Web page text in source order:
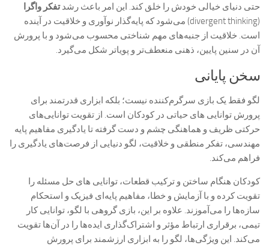
حتی دنیای خیالی خودش را خلق کند. این امر باعث رشدتفکر واگرا
(divergent thinking) می‌شود که پایه‌گذار نوآوری و خلاقیت در آینده
است. خلاقیت از جنبه‌های مهم شناختی محسوب می‌شود و با پرورش
آن در سنین پایین، ذهنی منعطف‌تر و پویاتر شکل می‌گیرد.
سخن پایانی
لگو فقط یک بازی سرگرم‌کننده نیست؛ بلکه ابزاری قدرتمند برای
پرورش توانایی های حیاتی در کودکان است. از تقویت توانایی‌های
حرکتی ظریف و هماهنگی چشم و دست گرفته تا یادگیری مفاهیم پایه
مهندسی، تفکر منطقی و خلاقیت، لگو دنیایی از فرصت‌های یادگیری را
فراهم می‌کند.
کودکان هنگام ساختن و ترکیب قطعات، توانایی های حل مسئله را
تقویت کرده و با آزمایش و خطا، مفاهیم پایه‌ای فیزیک و استحکام
سازه‌ها را می‌آموزند. علاوه بر این، بازی گروهی با لگو، توانایی کار
تیمی، برقراری ارتباط مؤثر و اشتراک‌گذاری ایده‌ها را در آن‌ها تقویت
می‌کند. این ویژگی‌ها، لگو را به ابزاری ارزشمند برای پرورش